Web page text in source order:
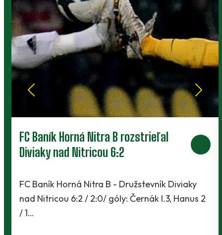
2
PRIATEĽSKÝ ZÁPAS S PODBREZOVOU
ZRUŠENÝ!
Dnes sme sa dozvedeli smutnú správu, že
vzhľadom k zraneniam a chorobám v tíme